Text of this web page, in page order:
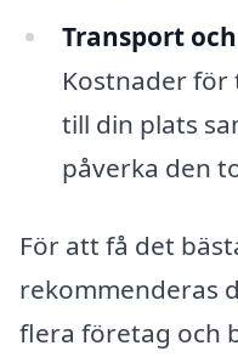
Transport
Kostnader
till din plats
påverka den
För att få det
rekommenderas
flera företag och